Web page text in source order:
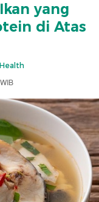
yang
di Atas